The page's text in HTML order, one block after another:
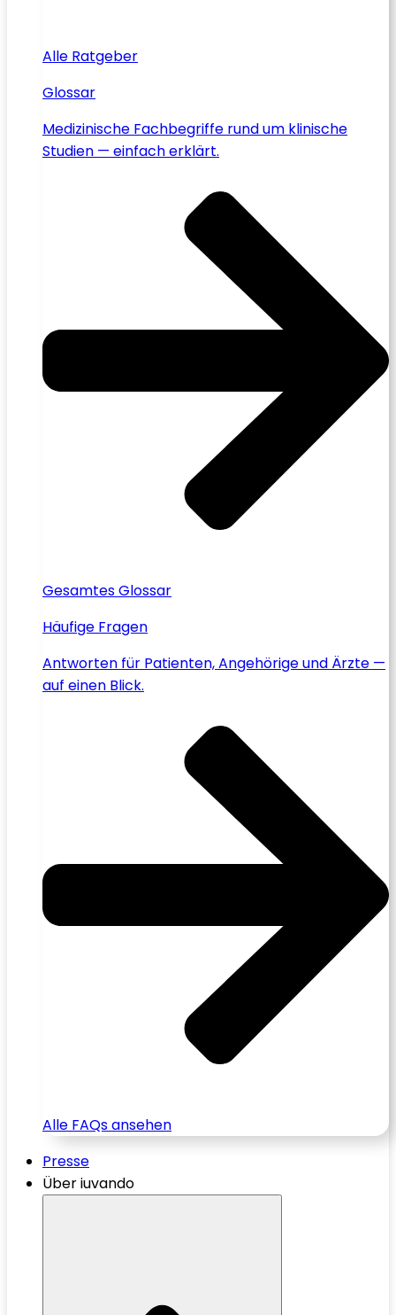
Alle Ratgeber
Glossar
Medizinische Fachbegriffe rund um klinische
Studien — einfach erklärt.
Gesamtes Glossar
Häufige Fragen
Antworten für Patienten, Angehörige und Ärzte —
auf einen Blick.
Alle FAQs ansehen
Presse
Über iuvando